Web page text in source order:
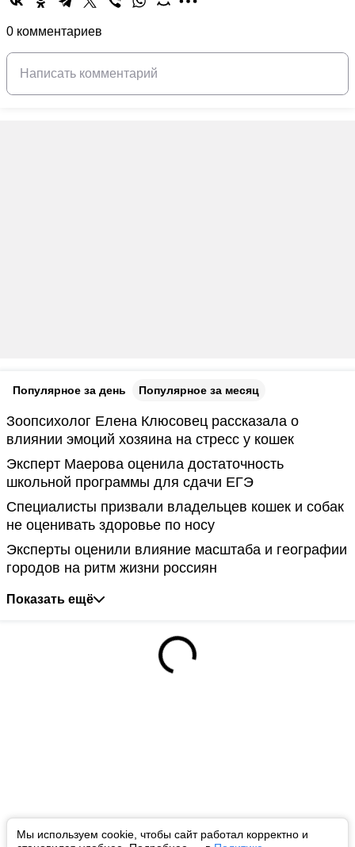
Мы используем cookie, чтобы сайт работал корректно и
0 комментариев
Популярное за день Популярное за месяц
Зоопсихолог Елена Клюсовец рассказала о
влиянии эмоций хозяина на стресс у кошек
Эксперт Маерова оценила достаточность
школьной программы для сдачи ЕГЭ
Специалисты призвали владельцев кошек и собак
не оценивать здоровье по носу
Эксперты оценили влияние масштаба и географии
городов на ритм жизни россиян
Показать ещё